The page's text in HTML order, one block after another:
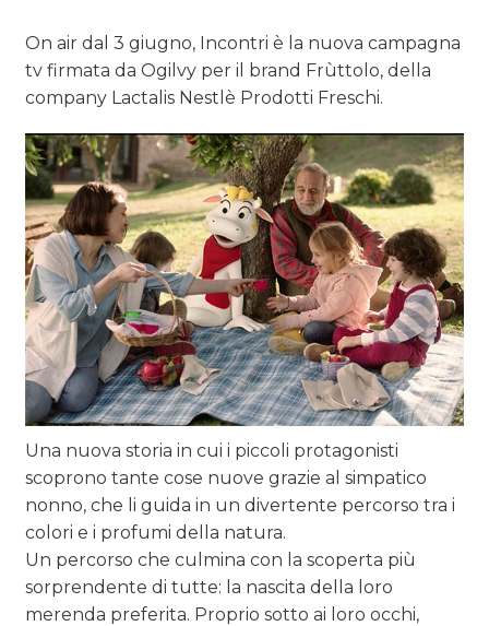
On air dal 3 giugno, Incontri è la nuova campagna
tv firmata da Ogilvy per il brand Frùttolo, della
company Lactalis Nestlè Prodotti Freschi.
Una nuova storia in cui i piccoli protagonisti
scoprono tante cose nuove grazie al simpatico
nonno, che li guida in un divertente percorso tra i
colori e i profumi della natura.
Un percorso che culmina con la scoperta più
sorprendente di tutte: la nascita della loro
merenda preferita. Proprio sotto ai loro occhi,